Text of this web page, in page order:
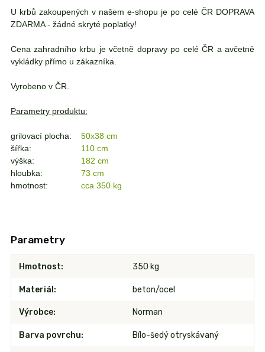
U krbů zakoupených v našem e-shopu je po celé ČR DOPRAVA
ZDARMA - žádné skryté poplatky!
Cena zahradního krbu je včetně dopravy po celé ČR a avčetně
vykládky přímo u zákazníka.
Vyrobeno v ČR.
Parametry produktu:
grilovací plocha:
50x38 cm
šířka:
110 cm
výška:
182 cm
hloubka:
73 cm
hmotnost:
cca 350 kg
Parametry
Hmotnost 350 kg
Materiál beton/ocel
Výrobce Norman
Barva povrchu Bílo-šedý otryskávaný